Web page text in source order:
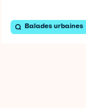
Balades urbaines